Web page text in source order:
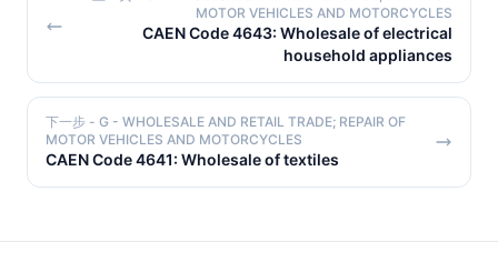
MOTOR VEHICLES AND MOTORCYCLES
CAEN Code 4643: Wholesale of electrical
household appliances
下一步 - G - WHOLESALE AND RETAIL TRADE; REPAIR OF
MOTOR VEHICLES AND MOTORCYCLES
CAEN Code 4641: Wholesale of textiles